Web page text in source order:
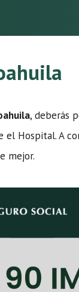
, deberás
Hospital. A
mejor.